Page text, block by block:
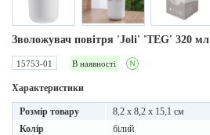
Зволожувач повітря 'Joli' 'TEG' 320 мл
15753-01 В наявності
Характеристики
Розмір товару
8,2 x 8,2 x 15,1 см
Колір
білий